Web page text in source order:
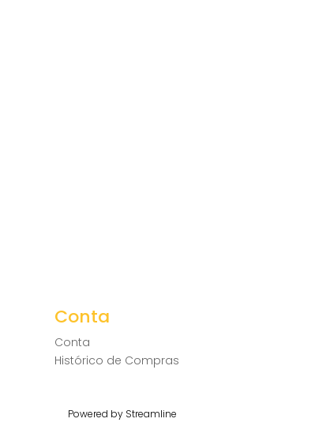
Conta
Conta
Histórico de Compras
Powered by Streamline